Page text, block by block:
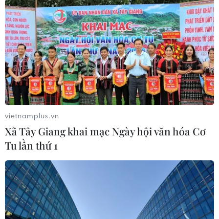
Lần đầu tiên vinh danh doanh
nghiệp kiến tạo đất nước tại Better
Choice Awards
05/08/2026 09:30
VNPT-VRG và cái “bắt tay” chiến
lược của để xây mô hình khu công
nghiệp công nghệ số
đầu vượt 10 tỷ USD
05/08/2026 00:53
vietnamplus.vn
Xã Tây Giang khai mạc Ngày hội văn hóa Cơ
Tu lần thứ 1